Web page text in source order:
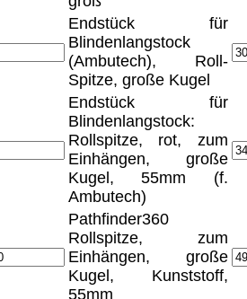
Endstück für
Blindenlangstock
(Ambutech), Roll-
Spitze, große Kugel
Endstück für
Blindenlangstock:
Rollspitze, rot, zum
Einhängen, große
Kugel, 55mm (f.
Ambutech)
Pathfinder360
Rollspitze, zum
Einhängen, große
Kugel, Kunststoff,
55mm